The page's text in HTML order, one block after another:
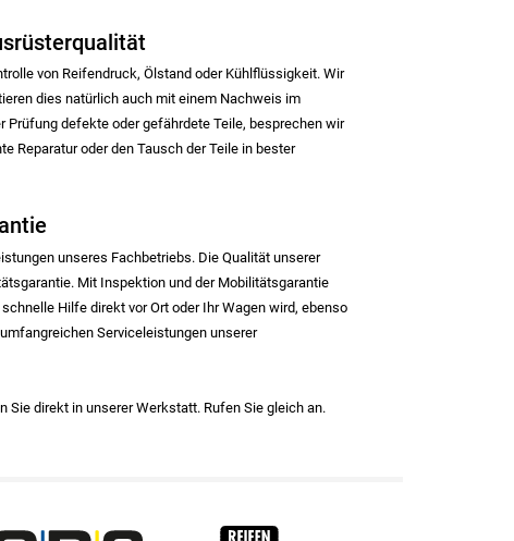
von Reifendruck, Ölstand oder Kühlflüssigkeit. Wir
dies natürlich auch mit einem Nachweis im
defekte oder gefährdete Teile, besprechen wir
Reparatur oder den Tausch der Teile in bester
unseres Fachbetriebs. Die Qualität unserer
Mit Inspektion und der Mobilitätsgarantie
Hilfe direkt vor Ort oder Ihr Wagen wird, ebenso
Serviceleistungen unserer
direkt in unserer Werkstatt. Rufen Sie gleich an.